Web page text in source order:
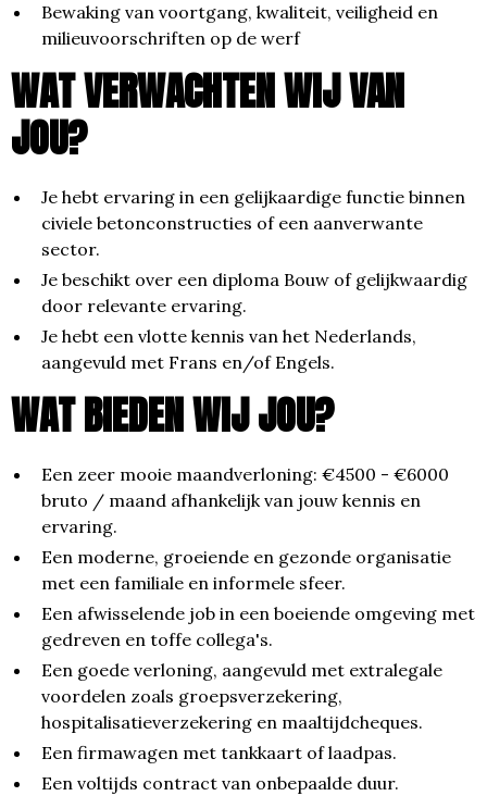
Bewaking van voortgang, kwaliteit, veiligheid en
milieuvoorschriften op de werf
WAT VERWACHTEN WIJ VAN
JOU?
Je hebt ervaring in een gelijkaardige functie binnen
civiele betonconstructies of een aanverwante
sector.
Je beschikt over een diploma Bouw of gelijkwaardig
door relevante ervaring.
Je hebt een vlotte kennis van het Nederlands,
aangevuld met Frans en/of Engels.
WAT BIEDEN WIJ JOU?
Een zeer mooie maandverloning: €4500 - €6000
bruto / maand afhankelijk van jouw kennis en
ervaring.
Een moderne, groeiende en gezonde organisatie
met een familiale en informele sfeer.
Een afwisselende job in een boeiende omgeving met
gedreven en toffe collega's.
Een goede verloning, aangevuld met extralegale
voordelen zoals groepsverzekering,
hospitalisatieverzekering en maaltijdcheques.
Een firmawagen met tankkaart of laadpas.
Een voltijds contract van onbepaalde duur.